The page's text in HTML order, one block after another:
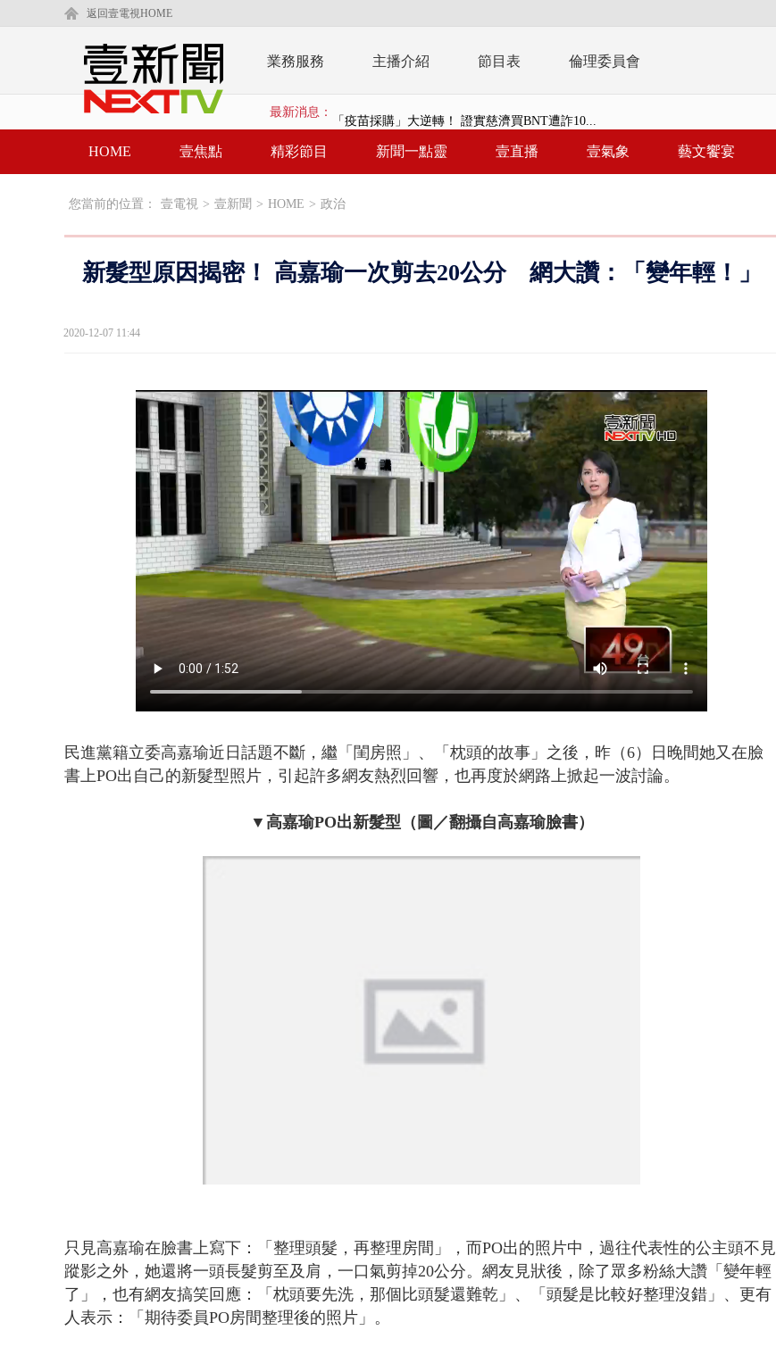
返回壹電視HOME
業務服務 主播介紹 節目表 倫理委員會
最新消息： 「疫苗採購」大逆轉！ 證實慈濟買BNT遭詐10...
LaLaport天花板崩落「鷹架倒塌」砸傷嬤 客...
BP出道10周年！ 8／8見面會限40粉絲 YG大...
「吉伊卡哇」劇場版超人氣限量特典 粉絲排...
HOME 壹焦點 精彩節目 新聞一點靈 壹直播 壹氣象 藝文饗宴
您當前的位置： 壹電視 > 壹新聞 > HOME > 政治
新髮型原因揭密！ 高嘉瑜一次剪去20公分 網大讚：「變年輕！」
2020-12-07 11:44
民進黨籍立委高嘉瑜近日話題不斷，繼「閨房照」、「枕頭的故事」之後，昨（6）日晚間她又在臉
書上PO出自己的新髮型照片，引起許多網友熱烈回響，也再度於網路上掀起一波討論。
▼ 高嘉瑜PO出新髮型 （圖／翻攝自高嘉瑜臉書）
只見高嘉瑜在臉書上寫下：「整理頭髮，再整理房間」，而PO出的照片中，過往代表性的公主頭不見
蹤影之外，她還將一頭長髮剪至及肩，一口氣剪掉20公分。網友見狀後，除了眾多粉絲大讚「變年輕
了」，也有網友搞笑回應：「枕頭要先洗，那個比頭髮還難乾」、「頭髮是比較好整理沒錯」、更有
人表示：「期待委員PO房間整理後的照片」。